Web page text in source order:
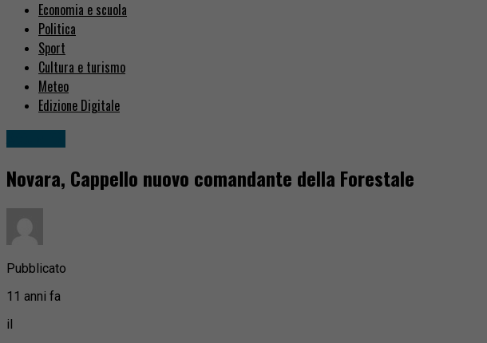
Economia e scuola
Politica
Sport
Cultura e turismo
Meteo
Edizione Digitale
Novara, Cappello nuovo comandante della Forestale
Pubblicato
11 anni fa
il